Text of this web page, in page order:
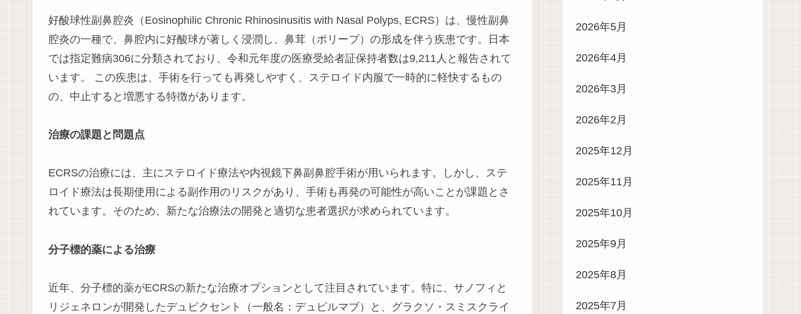
好酸球性副鼻腔炎（Eosinophilic Chronic Rhinosinusitis with Nasal Polyps, ECRS）は、慢性副鼻
腔炎の一種で、鼻腔内に好酸球が著しく浸潤し、鼻茸（ポリープ）の形成を伴う疾患です。日本
では指定難病306に分類されており、令和元年度の医療受給者証保持者数は9,211人と報告されて
います。 この疾患は、手術を行っても再発しやすく、ステロイド内服で一時的に軽快するもの
の、中止すると増悪する特徴があります。
治療の課題と問題点
ECRSの治療には、主にステロイド療法や内視鏡下鼻副鼻腔手術が用いられます。しかし、ステ
ロイド療法は長期使用による副作用のリスクがあり、手術も再発の可能性が高いことが課題とさ
れています。そのため、新たな治療法の開発と適切な患者選択が求められています。
分子標的薬による治療
近年、分子標的薬がECRSの新たな治療オプションとして注目されています。特に、サノフィと
リジェネロンが開発したデュピクセント（一般名：デュピルマブ）と、グラクソ・スミスクライ
2026年5月
2026年4月
2026年3月
2026年2月
2025年12月
2025年11月
2025年10月
2025年9月
2025年8月
2025年7月